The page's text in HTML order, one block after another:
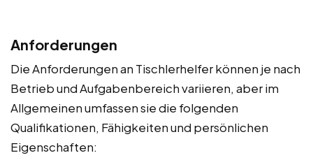
Anforderungen
Die Anforderungen an Tischlerhelfer können je nach
Betrieb und Aufgabenbereich variieren, aber im
Allgemeinen umfassen sie die folgenden
Qualifikationen, Fähigkeiten und persönlichen
Eigenschaften: